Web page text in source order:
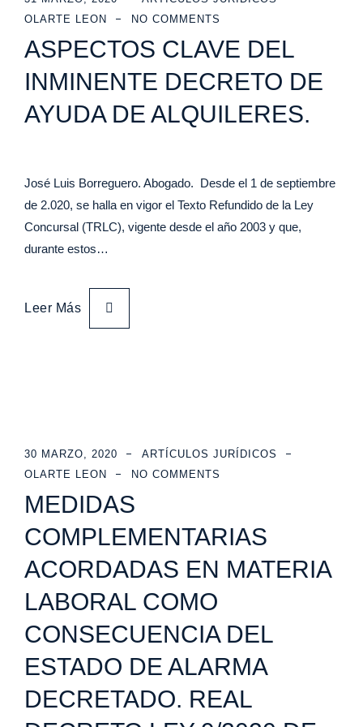
OLARTE LEON
NO COMMENTS
ASPECTOS CLAVE DEL
INMINENTE DECRETO DE
AYUDA DE ALQUILERES.
José Luis Borreguero. Abogado. Desde el 1 de septiembre
de 2.020, se halla en vigor el Texto Refundido de la Ley
Concursal (TRLC), vigente desde el año 2003 y que,
durante estos…
Leer Más
30 MARZO, 2020
ARTÍCULOS JURÍDICOS
OLARTE LEON
NO COMMENTS
MEDIDAS
COMPLEMENTARIAS
ACORDADAS EN MATERIA
LABORAL COMO
CONSECUENCIA DEL
ESTADO DE ALARMA
DECRETADO. REAL